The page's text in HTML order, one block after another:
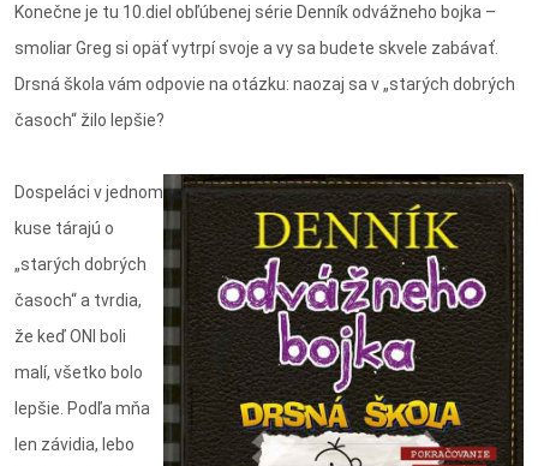
Konečne je tu 10.diel obľúbenej série Denník odvážneho bojka –
smoliar Greg si opäť vytrpí svoje a vy sa budete skvele zabávať.
Drsná škola vám odpovie na otázku: naozaj sa v „starých dobrých
časoch“ žilo lepšie?
Dospeláci v jednom
kuse tárajú o
„starých dobrých
časoch“ a tvrdia,
že keď ONI boli
malí, všetko bolo
lepšie. Podľa mňa
len závidia, lebo